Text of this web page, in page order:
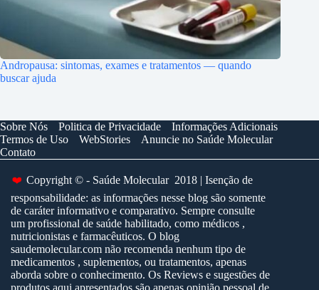
Andropausa: sintomas, exames e tratamentos — quando
buscar ajuda
Sobre Nós Politica de Privacidade
Informações Adicionais
Termos de Uso
WebStories
Anuncie no Saúde Molecular
Contato
❤️ Copyright © - Saúde Molecular 2018 | Isenção de
responsabilidade: as informações nesse blog são somente
de caráter informativo e comparativo. Sempre consulte
um profissional de saúde habilitado, como médicos ,
nutricionistas e farmacêuticos. O blog
saudemolecular.com não recomenda nenhum tipo de
medicamentos , suplementos, ou tratamentos, apenas
aborda sobre o conhecimento. Os Reviews e sugestões de
produtos aqui apresentados são apenas opinião pessoal de